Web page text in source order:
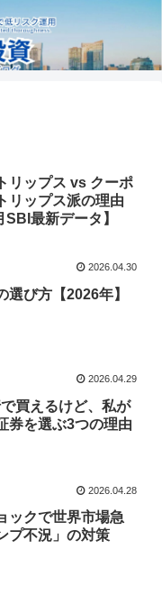
リップス vs クーポ
リップス派の理由
SBI最新データ】
2026.04.30
選び方【2026年】
2026.04.29
買えるけど、私が
券を選ぶ3つの理由
2026.04.28
ックで世界市場急
プ不況」の対策